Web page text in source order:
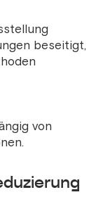
beseitigt,
von